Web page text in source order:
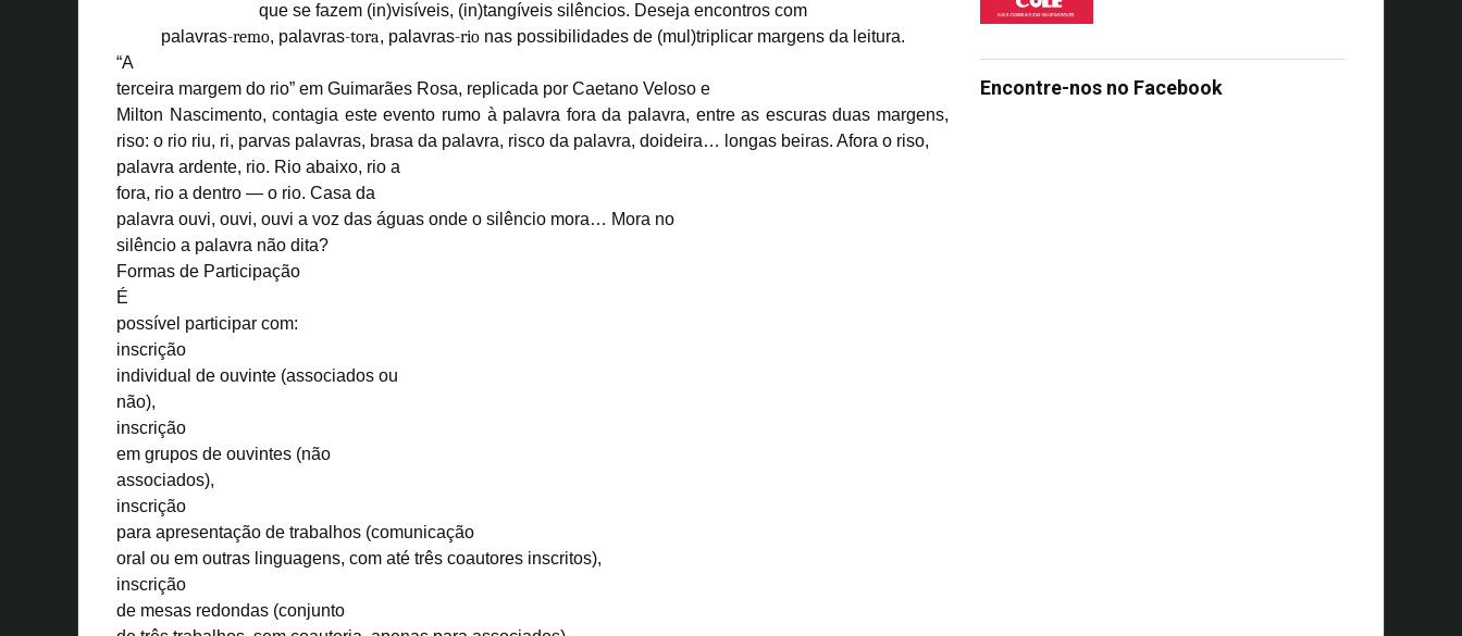
que se fazem (in)visíveis, (in)tangíveis silêncios. Deseja encontros com
palavras-remo, palavras-tora, palavras-rionas possibilidades de (mul)triplicar margens da leitura.
“A
terceira margem do rio” em Guimarães Rosa, replicada por Caetano Veloso e
Milton Nascimento, contagia este evento rumo à palavra fora da palavra, entre as escuras duas margens,
riso: o rio riu, ri, parvas palavras, brasa da palavra, risco da palavra, doideira… longas beiras. Afora o riso,
palavra ardente, rio. Rio abaixo, rio a
fora, rio a dentro — o rio. Casa da
palavra ouvi, ouvi, ouvi a voz das águas onde o silêncio mora… Mora no
silêncio a palavra não dita?
Formas de Participação
É
possível participar com:
inscrição
individual de ouvinte (associados ou
não),
inscrição
em grupos de ouvintes (não
associados),
inscrição
para apresentação de trabalhos (comunicação
oral ou em outras linguagens, com até três coautores inscritos),
inscrição
de mesas redondas (conjunto
Encontre-nos no Facebook